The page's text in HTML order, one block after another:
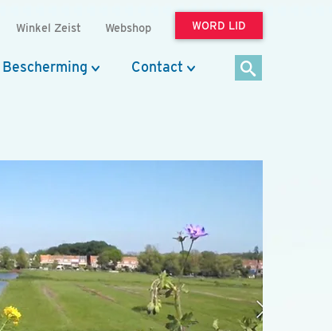
Winkel Zeist Webshop WORD LID
Bescherming Contact